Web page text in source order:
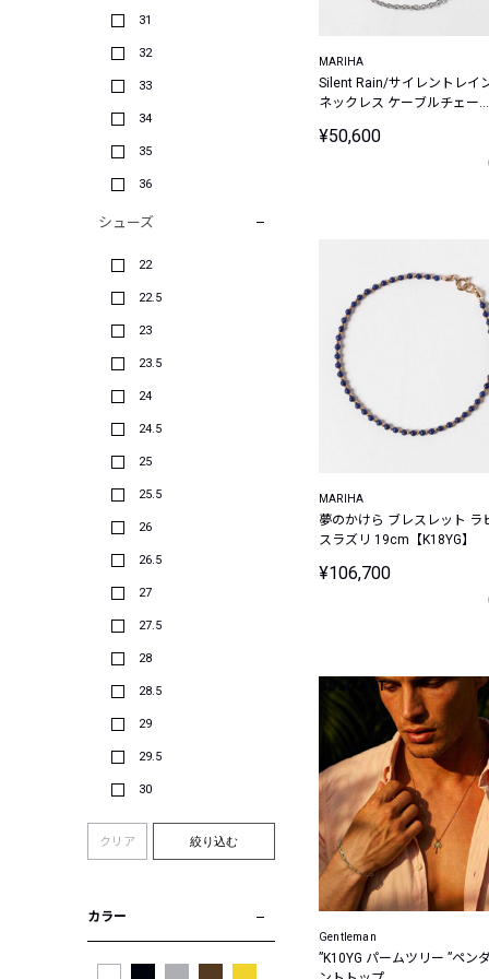
31
32
33
34
35
36
シューズ
22
22.5
23
23.5
24
24.5
25
25.5
26
26.5
27
27.5
28
28.5
29
29.5
30
クリア 絞り込む
カラー
MARIHA
Silent Rain/サイレントレイ
ネックレス ケーブルチェー
¥50,600
MARIHA
夢のかけら ブレスレット ラ
スラズリ 19cm【K18YG】
¥106,700
SOLD OUT
Gentleman
”K10YG パームツリー ”ペン